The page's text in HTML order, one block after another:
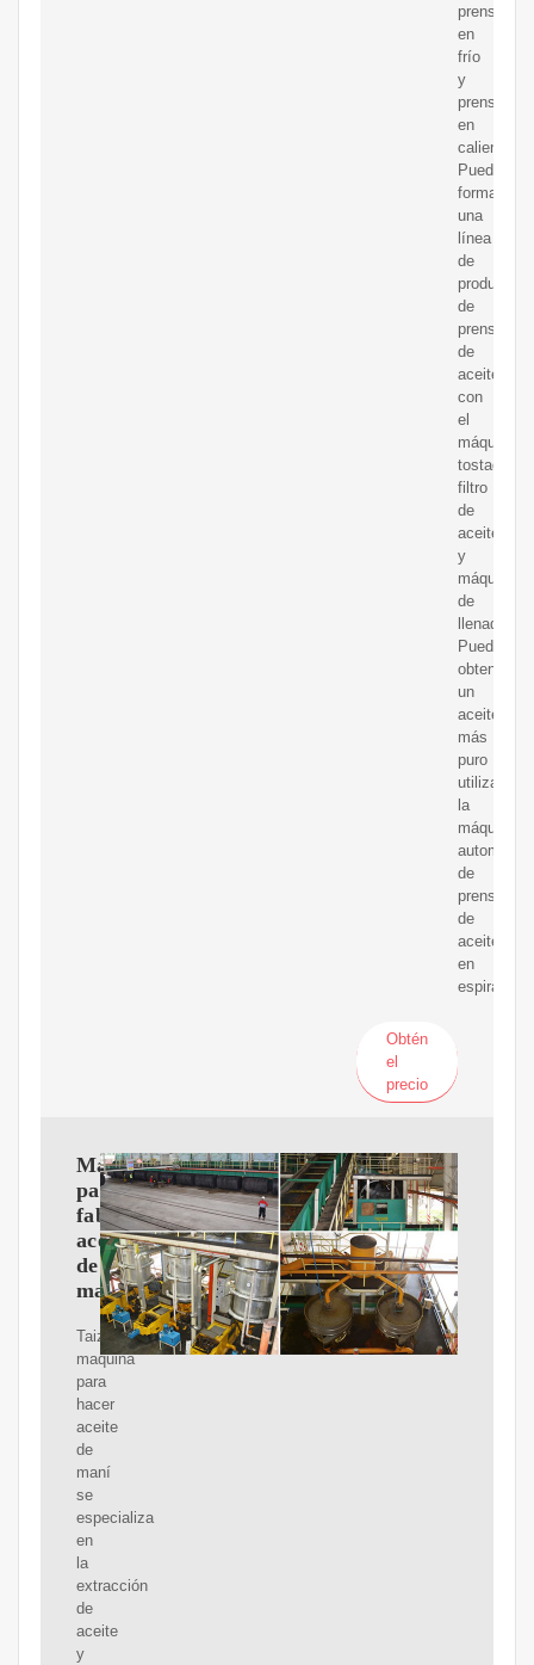
prensados
en
frío
y
prensados
en
caliente.
Puede
formar
una
línea
de
producción
de
prensa
de
aceite
con
el
máquina
tostadora,
filtro
de
aceite
y
máquina
de
llenado.
Puede
obtener
un
aceite
más
puro
utilizando
la
máquina
automática
de
prensado
de
aceite
en
espiral.
Obtén
el
precio
Máquina
para
fabricar
aceite
de
maní
Taizy
maquina
para
hacer
aceite
de
maní
se
especializa
en
la
extracción
de
aceite
y